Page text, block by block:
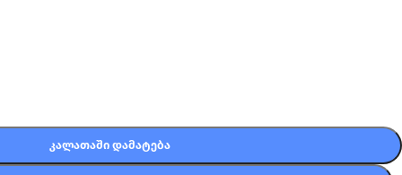
ᲙᲐᲚᲐᲗᲐᲨᲘ ᲓᲐᲛᲐᲢᲔᲑᲐ